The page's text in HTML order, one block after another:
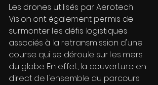
Les drones utilisés par Aerotech
Vision ont également permis de
surmonter les défis logistiques
associés à la retransmission d'une
course qui se déroule sur les mers
du globe. En effet, la couverture en
direct de l'ensemble du parcours